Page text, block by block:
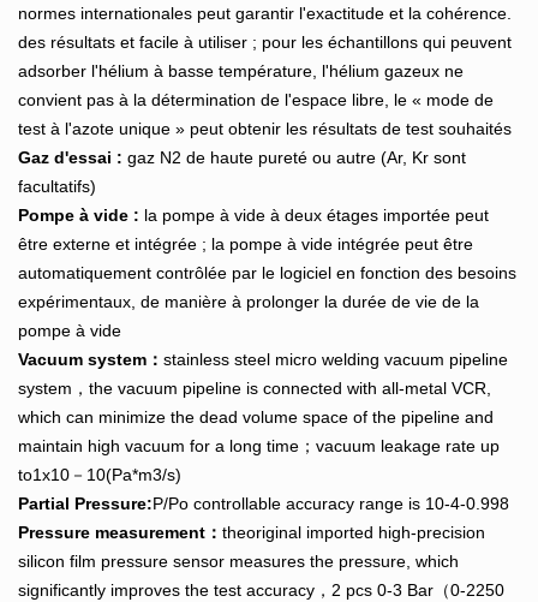
normes internationales peut garantir l'exactitude et la cohérence.
des résultats et facile à utiliser ; pour les échantillons qui peuvent
adsorber l'hélium à basse température, l'hélium gazeux ne
convient pas à la détermination de l'espace libre, le « mode de
test à l'azote unique » peut obtenir les résultats de test souhaités
Gaz d'essai : gaz N2 de haute pureté ou autre (Ar, Kr sont
facultatifs)
Pompe à vide : la pompe à vide à deux étages importée peut
être externe et intégrée ; la pompe à vide intégrée peut être
automatiquement contrôlée par le logiciel en fonction des besoins
expérimentaux, de manière à prolonger la durée de vie de la
pompe à vide
Vacuum system： stainless steel micro welding vacuum pipeline
system，the vacuum pipeline is connected with all-metal VCR,
which can minimize the dead volume space of the pipeline and
maintain high vacuum for a long time；vacuum leakage rate up
to1x10－10(Pa*m3/s)
Partial Pressure:P/Po controllable accuracy range is 10-4-0.998
Pressure measurement： theoriginal imported high-precision
silicon film pressure sensor measures the pressure, which
significantly improves the test accuracy，2 pcs 0-3 Bar（0-2250